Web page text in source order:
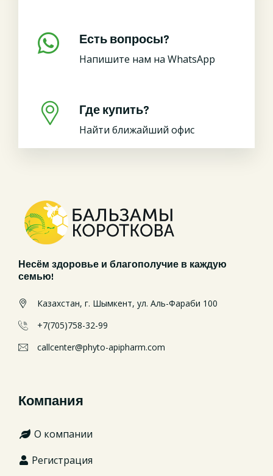
Есть вопросы?
Напишите нам на WhatsApp
Где купить?
Найти ближайший офис
Несём здоровье и благополучие в каждую
семью!
Казахстан, г. Шымкент, ул. Аль-Фараби 100
+7(705)758-32-99
callcenter@phyto-apipharm.com
Компания
О компании
Регистрация